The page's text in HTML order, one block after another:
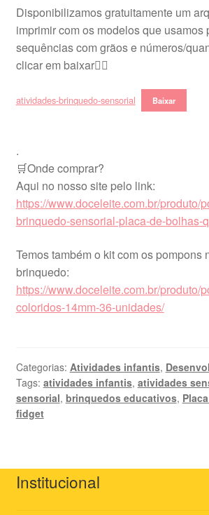
Disponibilizamos gratuitamente um
imprimir com os modelos que usamos
sequências com grãos e números/
clicar em baixar👇🏽
atividades-brinquedo-sensorial Baixar
.
🛒Onde comprar?
Aqui no nosso site pelo link:
https://www.doceleite.com.br/produto/
brinquedo-sensorial-placa-de-bolhas-
Temos também o kit com os pompons
brinquedo:
https://www.doceleite.com.br/produto/
coloridos-14mm-36-unidades/
Categorias: Atividades infantis,
Tags: atividades infantis, atividades
sensorial, brinquedos educativos,
fidget
Institucional